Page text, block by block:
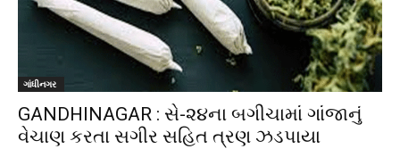
ગાંધીનગર
GANDHINAGAR : સે-૨૪ના બગીચામાં ગાંજાનું
વેચાણ કરતા સગીર સહિત ત્રણ ઝડપાયા